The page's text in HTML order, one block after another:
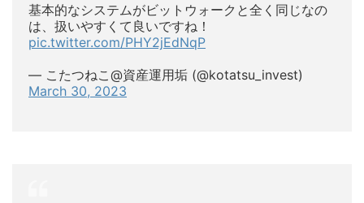
基本的なシステムがビットウォークと全く同じなの
は、扱いやすくて良いですね！
pic.twitter.com/PHY2jEdNqP
— こたつねこ@資産運用垢 (@kotatsu_invest)
March 30, 2023